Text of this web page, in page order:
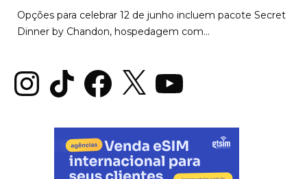
Opções para celebrar 12 de junho incluem pacote Secret
Dinner by Chandon, hospedagem com...
InstagramTikTok Facebook
X YouTube